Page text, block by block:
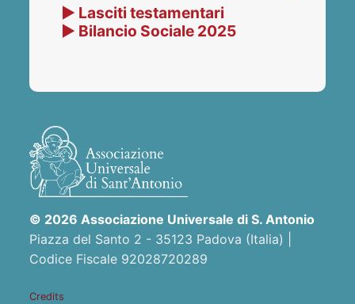
▶ Lasciti testamentari
▶ Bilancio Sociale 2025
© 2026 Associazione Universale di S. Antonio
Piazza del Santo 2 - 35123 Padova (Italia) |
Codice Fiscale 92028720289
Credits